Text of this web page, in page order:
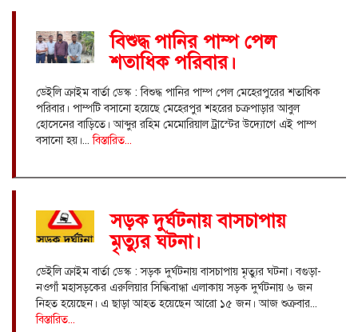
বিশুদ্ধ পানির পাম্প পেল
শতাধিক পরিবার।
ডেইলি ক্রাইম বার্তা ডেস্ক : বিশুদ্ধ পানির পাম্প পেল মেহেরপুরের শতাধিক
পরিবার। পাম্পটি বসানো হয়েছে মেহেরপুর শহরের চক্রপাড়ার আবুল
হোসেনের বাড়িতে। আব্দুর রহিম মেমোরিয়াল ট্রাস্টের উদ্যোগে এই পাম্প
বসানো হয়।...বিস্তারিত...
সড়ক দুর্ঘটনায় বাসচাপায়
মৃত্যুর ঘটনা।
ডেইলি ক্রাইম বার্তা ডেস্ক : সড়ক দুর্ঘটনায় বাসচাপায় মৃত্যুর ঘটনা। বগুড়া-
নওগাঁ মহাসড়কের এরুলিয়ার সিল্কিবান্ধা এলাকায় সড়ক দুর্ঘটনায় ৬ জন
নিহত হয়েছেন। এ ছাড়া আহত হয়েছেন আরো ১৫ জন। আজ শুক্রবার...
বিস্তারিত...